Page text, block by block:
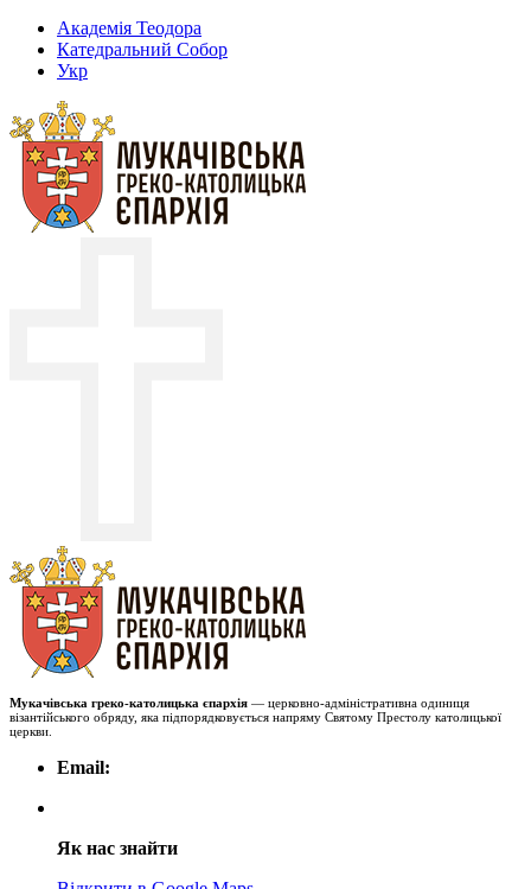
Академія Теодора
Катедральний Собор
Укр
Мукачівська греко-католицька єпархія — церковно-адміністративна одиниця
візантійського обряду, яка підпорядковується напряму Святому Престолу католицької
церкви.
Email:
Як нас знайти